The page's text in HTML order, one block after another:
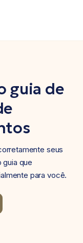
guia de
seus
guia que
para você.